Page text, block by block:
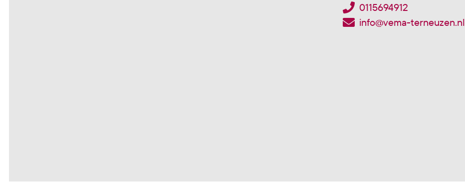
0115694912
info@vema-terneuzen.nl